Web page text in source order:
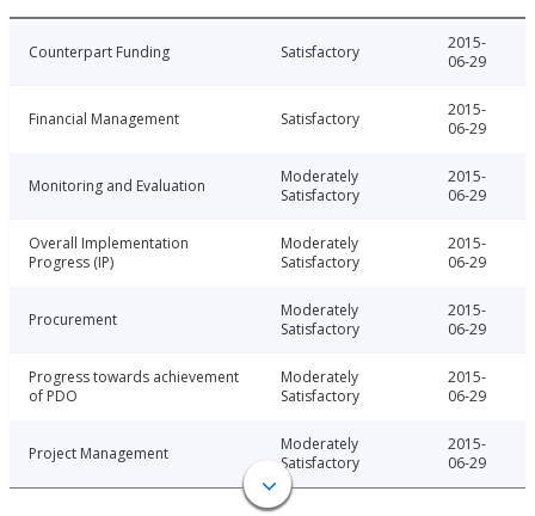
Counterpart Funding Satisfactory
2015-
06-29
Financial Management Satisfactory
2015-
06-29
Monitoring and Evaluation
Moderately
Satisfactory
2015-
06-29
Overall Implementation
Progress (IP)
Moderately
Satisfactory
2015-
06-29
Procurement
Moderately
Satisfactory
2015-
06-29
Progress towards achievement
of PDO
Moderately
Satisfactory
2015-
06-29
Project Management
Moderately
Satisfactory
2015-
06-29